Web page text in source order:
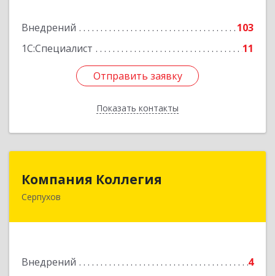
Внедрений
103
1С:Специалист
11
Отправить заявку
Показать контакты
Отправить заявку
Назад
Компания Коллегия
Серпухов
Внедрений
4
142211, Московская обл, Серпухов г, Оборонная